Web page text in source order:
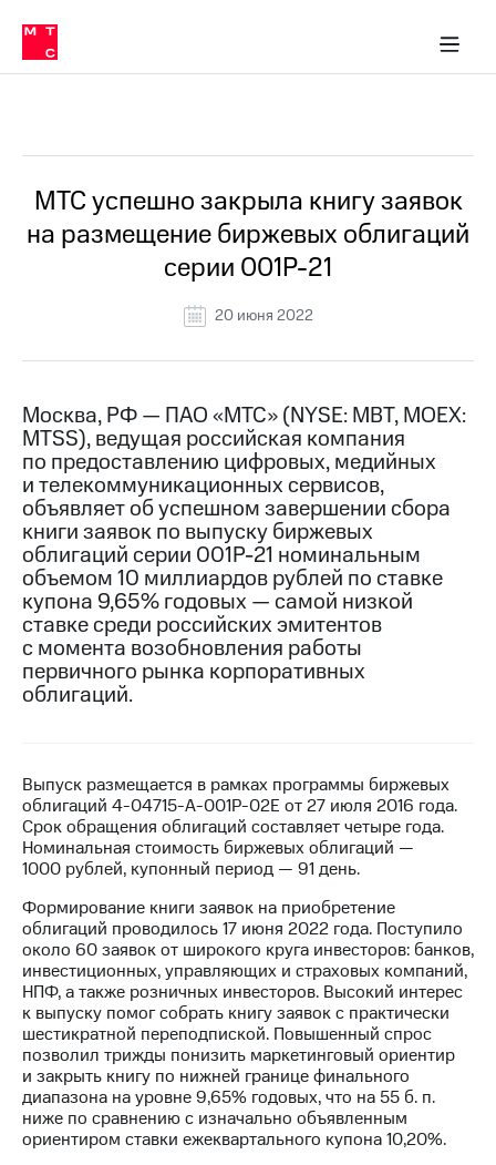
Медиа-центр
и акционерам
Устойчивое развитие
Комплаенс и деловая этика
компании
Карьера
История
компании
Руководство
информация
Контакты
Медиа-центр
Пресс-
релизы
МТС
о технологиях
Достижения
Интервью
Финансовая
отчетность
Новости
в
регионе
и акционерам
управление
Корпоративный
секретарь
Раскрытие
информации
Информация
акционерам
Документы
ПАО
"МТС"
Собрания
в МТС
Пресс-
релизы
о технологиях
МТС успешно закрыла книгу заявок
на размещение биржевых облигаций
серии 001Р-21
20 июня 2022
Москва, РФ — ПАО «МТС» (NYSE: MBT, MOEX:
MTSS), ведущая российская компания
по предоставлению цифровых, медийных
и телекоммуникационных сервисов,
объявляет об успешном завершении сбора
книги заявок по выпуску биржевых
облигаций серии 001Р-21 номинальным
объемом 10 миллиардов рублей по ставке
купона 9,65% годовых — самой низкой
ставке среди российских эмитентов
с момента возобновления работы
первичного рынка корпоративных
облигаций.
Выпуск размещается в рамках программы биржевых
облигаций 4-04715-A-001P-02E от 27 июля 2016 года.
Срок обращения облигаций составляет четыре года.
Номинальная стоимость биржевых облигаций —
1000 рублей, купонный период — 91 день.
Формирование книги заявок на приобретение
облигаций проводилось 17 июня 2022 года. Поступило
около 60 заявок от широкого круга инвесторов: банков,
инвестиционных, управляющих и страховых компаний,
НПФ, а также розничных инвесторов. Высокий интерес
к выпуску помог собрать книгу заявок с практически
шестикратной переподпиской. Повышенный спрос
позволил трижды понизить маркетинговый ориентир
и закрыть книгу по нижней границе финального
диапазона на уровне 9,65% годовых, что на 55 б. п.
ниже по сравнению с изначально объявленным
ориентиром ставки ежеквартального купона 10,20%.